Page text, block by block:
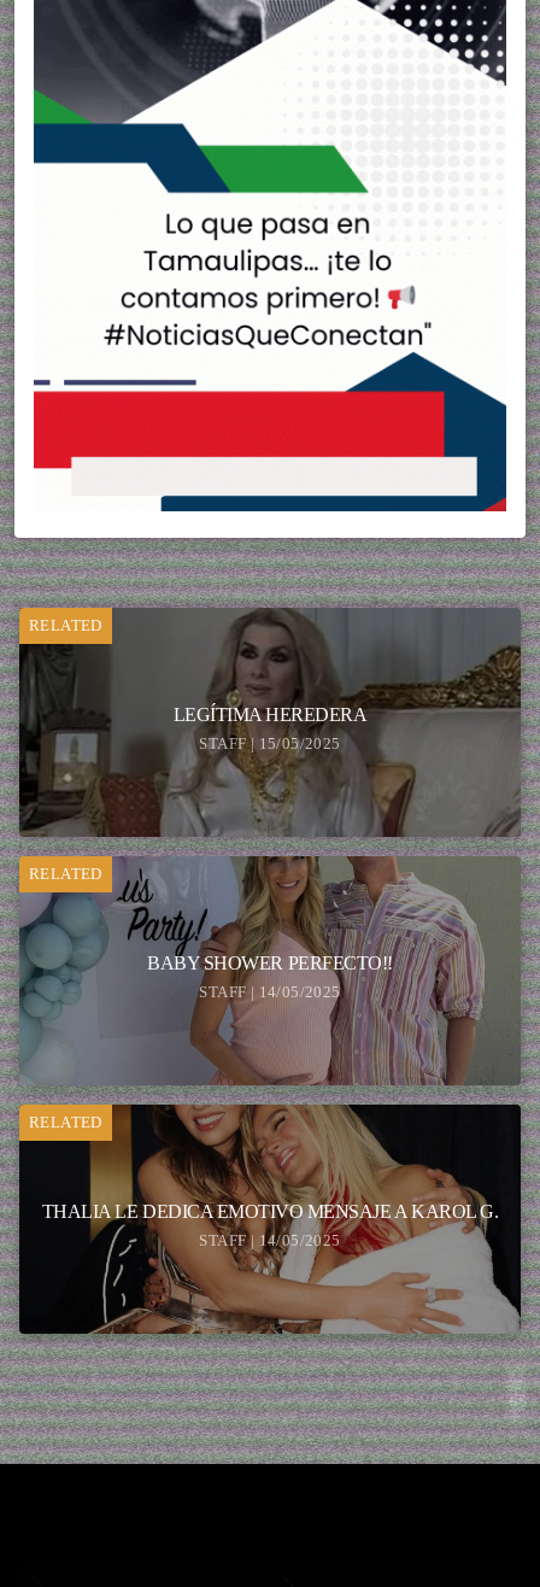
RELATED
LEGÍTIMA HEREDERA
STAFF | 15/05/2025
RELATED
BABY SHOWER PERFECTO!!
STAFF | 14/05/2025
RELATED
THALIA LE DEDICA EMOTIVO MENSAJE A KAROL G.
STAFF | 14/05/2025